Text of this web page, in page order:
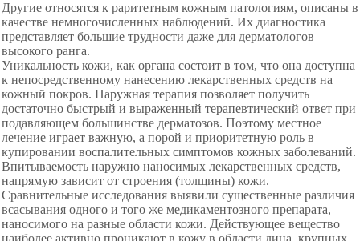
Другие относятся к раритетным кожным патологиям, описаны в
качестве немногочисленных наблюдений. Их диагностика
представляет большие трудности даже для дерматологов
высокого ранга.
Уникальность кожи, как органа состоит в том, что она доступна
к непосредственному нанесению лекарственных средств на
кожный покров. Наружная терапия позволяет получить
достаточно быстрый и выраженный терапевтический ответ при
подавляющем большинстве дерматозов. Поэтому местное
лечение играет важную, а порой и приоритетную роль в
купировании воспалительных симптомов кожных заболеваний.
Впитываемость наружно наносимых лекарственных средств,
напрямую зависит от строения (толщины) кожи.
Сравнительные исследования выявили существенные различия
всасывания одного и того же медикаментозного препарата,
наносимого на разные области кожи. Действующее вещество
наиболее активно проникают в кожу в области лица, крупных